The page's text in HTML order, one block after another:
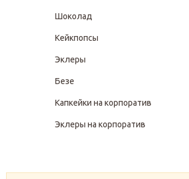
Шоколад
Кейкпопсы
Эклеры
Безе
Капкейки на корпоратив
Эклеры на корпоратив